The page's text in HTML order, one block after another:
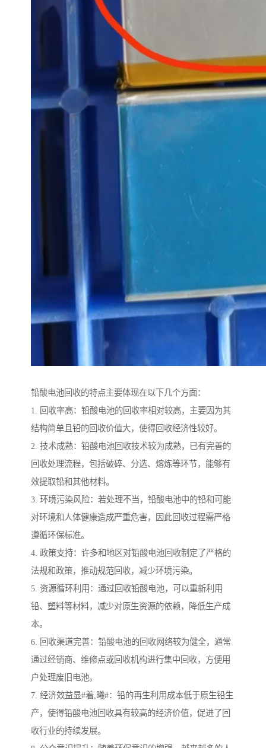
铅酸电池回收的特点主要体现在以下几个方面：
1. 回收率高：铅酸电池的回收率相对较高，主要因为其
结构简单且铅的回收价值大，使得回收经济性较好。
2. 技术成熟：铅酸电池回收技术较为成熟，已有完善的
回收处理流程，包括破碎、分选、熔炼等环节，能够有
效提取铅和其他材料。
3. 环境污染风险：若处理不当，铅酸电池中的铅和可能
对环境和人体健康造成严重危害，因此回收过程需严格
遵循环保标准。
4. 政策支持：许多和地区对铅酸电池回收制定了严格的
法规和政策，推动规范回收，减少环境污染。
5. 资源循环利用：通过回收铅酸电池，可以重新利用
铅、塑料等材料，减少对原生资源的依赖，降低生产成
本。
6. 回收渠道完善：铅酸电池的回收网络较为健全，通常
通过经销商、维修点或回收机构进行集中回收，方便用
户处理废旧电池。
7. 经济效益显#着,曦#：铅的再生利用成本低于原生铅生
产，使得铅酸电池回收具有较高的经济价值，促进了回
收行业的持续发展。